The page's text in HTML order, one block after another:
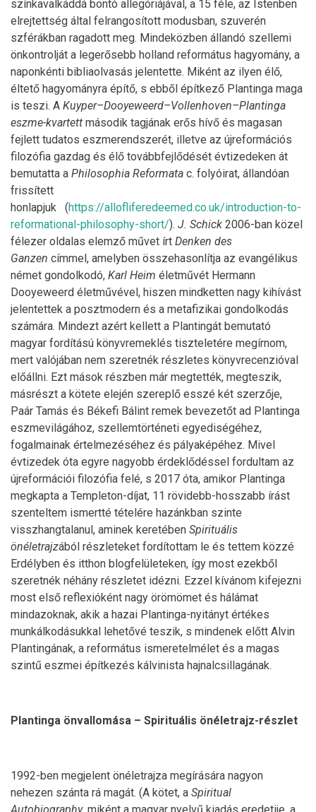
színkavalkáddá bontó allegóriájával, a 15 féle, az Istenben
elrejtettség által felrangosított modusban, szuverén
szférákban ragadott meg. Mindeközben állandó szellemi
önkontrolját a legerősebb holland református hagyomány, a
naponkénti bibliaolvasás jelentette. Miként az ilyen élő,
éltető hagyományra építő, s ebből építkező Plantinga maga
is teszi. A Kuyper–Dooyeweerd–Vollenhoven–Plantinga
eszme-kvartett második tagjának erős hívő és magasan
fejlett tudatos eszmerendszerét, illetve az újreformációs
filozófia gazdag és élő továbbfejlődését évtizedeken át
bemutatta a Philosophia Reformata c. folyóirat, állandóan
frissített
honlapjuk (https://allofliferedeemed.co.uk/introduction-to-
reformational-philosophy-short/). J. Schick 2006-ban közel
félezer oldalas elemző művet írt Denken des
Ganzen címmel, amelyben összehasonlítja az evangélikus
német gondolkodó, Karl Heim életművét Hermann
Dooyeweerd életművével, hiszen mindketten nagy kihívást
jelentettek a posztmodern és a metafizikai gondolkodás
számára. Mindezt azért kellett a Plantingát bemutató
magyar fordítású könyvremeklés tiszteletére megírnom,
mert valójában nem szeretnék részletes könyvrecenzióval
előállni. Ezt mások részben már megtették, megteszik,
másrészt a kötete elején szereplő esszé két szerzője,
Paár Tamás és Békefi Bálint remek bevezetőt ad Plantinga
eszmevilágához, szellemtörténeti egyediségéhez,
fogalmainak értelmezéséhez és pályaképéhez. Mivel
évtizedek óta egyre nagyobb érdeklődéssel fordultam az
újreformációi filozófia felé, s 2017 óta, amikor Plantinga
megkapta a Templeton-díjat, 11 rövidebb-hosszabb írást
szenteltem ismertté tételére hazánkban szinte
visszhangtalanul, aminek keretében Spirituális
önéletrajzából részleteket fordítottam le és tettem közzé
Erdélyben és itthon blogfelületeken, így most ezekből
szeretnék néhány részletet idézni. Ezzel kívánom kifejezni
most első reflexióként nagy örömömet és hálámat
mindazoknak, akik a hazai Plantinga-nyitányt értékes
munkálkodásukkal lehetővé teszik, s mindenek előtt Alvin
Plantingának, a református ismeretelmélet és a magas
szintű eszmei építkezés kálvinista hajnalcsillagának.
Plantinga önvallomása – Spirituális önéletrajz-részlet
1992-ben megjelent önéletrajza megírására nagyon
nehezen szánta rá magát. (A kötet, a Spiritual